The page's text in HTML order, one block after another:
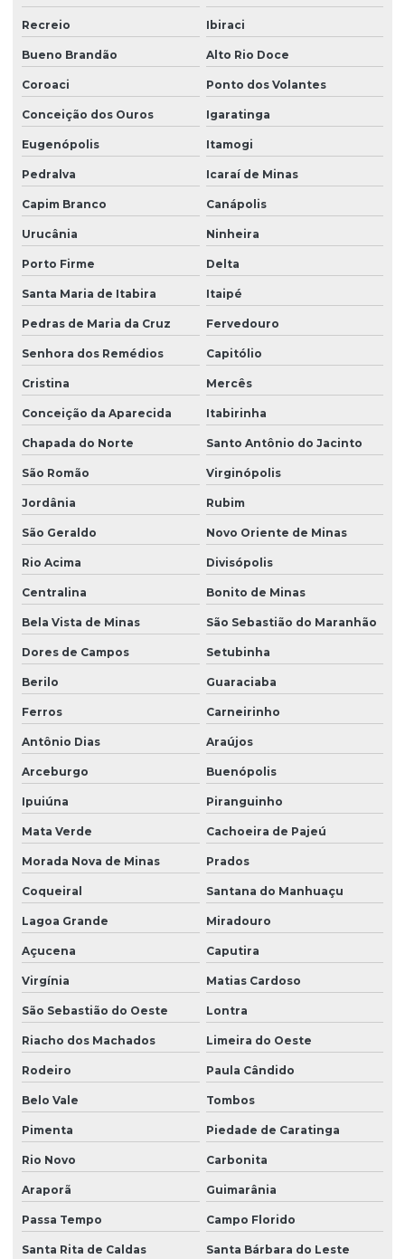
Recreio Ibiraci
Bueno Brandão Alto Rio Doce
Coroaci Ponto dos Volantes
Conceição dos Ouros Igaratinga
Eugenópolis Itamogi
Pedralva Icaraí de Minas
Capim Branco Canápolis
Urucânia Ninheira
Porto Firme Delta
Santa Maria de Itabira Itaipé
Pedras de Maria da Cruz Fervedouro
Senhora dos Remédios Capitólio
Cristina Mercês
Conceição da Aparecida Itabirinha
Chapada do Norte Santo Antônio do Jacinto
São Romão Virginópolis
Jordânia Rubim
São Geraldo Novo Oriente de Minas
Rio Acima Divisópolis
Centralina Bonito de Minas
Bela Vista de Minas São Sebastião do Maranhão
Dores de Campos Setubinha
Berilo Guaraciaba
Ferros Carneirinho
Antônio Dias Araújos
Arceburgo Buenópolis
Ipuiúna Piranguinho
Mata Verde Cachoeira de Pajeú
Morada Nova de Minas Prados
Coqueiral Santana do Manhuaçu
Lagoa Grande Miradouro
Açucena Caputira
Virgínia Matias Cardoso
São Sebastião do Oeste Lontra
Riacho dos Machados Limeira do Oeste
Rodeiro Paula Cândido
Belo Vale Tombos
Pimenta Piedade de Caratinga
Rio Novo Carbonita
Araporã Guimarânia
Passa Tempo Campo Florido
Santa Rita de Caldas Santa Bárbara do Leste